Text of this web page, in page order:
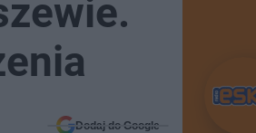
Dodaj do Google